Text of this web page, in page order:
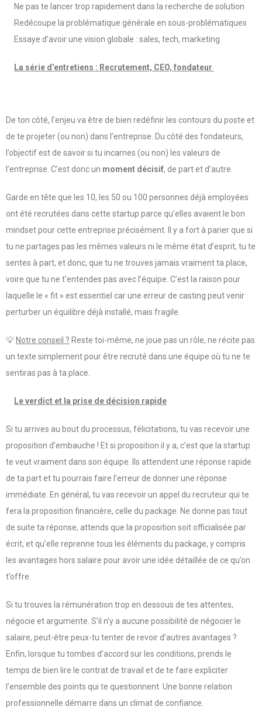
Ne pas te lancer trop rapidement dans la recherche de solution
Redécoupe la problématique générale en sous-problématiques
Essaye d’avoir une vision globale : sales, tech, marketing
La série d’entretiens : Recrutement, CEO, fondateur
De ton côté, l’enjeu va être de bien redéfinir les contours du poste et
de te projeter (ou non) dans l’entreprise. Du côté des fondateurs,
l’objectif est de savoir si tu incarnes (ou non) les valeurs de
l’entreprise. C’est donc un moment décisif, de part et d’autre.
Garde en tête que les 10, les 50 ou 100 personnes déjà employées
ont été recrutées dans cette startup parce qu’elles avaient le bon
mindset pour cette entreprise précisément. Il y a fort à parier que si
tu ne partages pas les mêmes valeurs ni le même état d’esprit, tu te
sentes à part, et donc, que tu ne trouves jamais vraiment ta place,
voire que tu ne t’entendes pas avec l’équipe. C’est la raison pour
laquelle le « fit » est essentiel car une erreur de casting peut venir
perturber un équilibre déjà installé, mais fragile.
💡 Notre conseil ? Reste toi-même, ne joue pas un rôle, ne récite pas
un texte simplement pour être recruté dans une équipe où tu ne te
sentiras pas à ta place.
Le verdict et la prise de décision rapide
Si tu arrives au bout du processus, félicitations, tu vas recevoir une
proposition d’embauche ! Et si proposition il y a, c’est que la startup
te veut vraiment dans son équipe. Ils attendent une réponse rapide
de ta part et tu pourrais faire l’erreur de donner une réponse
immédiate. En général, tu vas recevoir un appel du recruteur qui te
fera la proposition financière, celle du package. Ne donne pas tout
de suite ta réponse, attends que la proposition soit officialisée par
écrit, et qu’elle reprenne tous les éléments du package, y compris
les avantages hors salaire pour avoir une idée détaillée de ce qu’on
t’offre.
Si tu trouves la rémunération trop en dessous de tes attentes,
négocie et argumente. S’il n’y a aucune possibilité de négocier le
salaire, peut-être peux-tu tenter de revoir d’autres avantages ?
Enfin, lorsque tu tombes d’accord sur les conditions, prends le
temps de bien lire le contrat de travail et de te faire expliciter
l’ensemble des points qui te questionnent. Une bonne relation
professionnelle démarre dans un climat de confiance.